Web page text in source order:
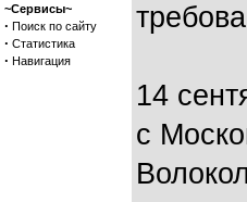
~Сервисы~
· Поиск по сайту
· Статистика
· Навигация
14
с